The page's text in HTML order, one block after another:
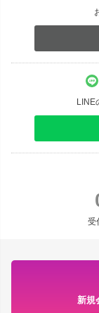
LINE
受
新規